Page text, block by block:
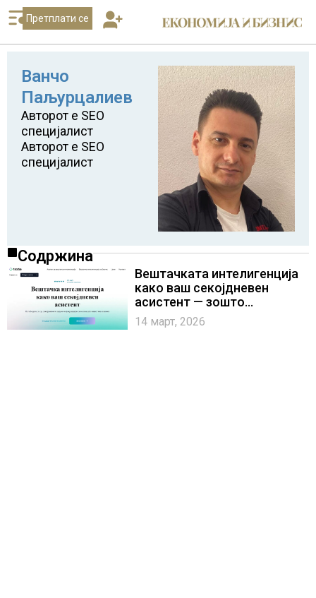
Претплати се
Ванчо
Паљурцалиев
Авторот е SEO
специјалист
Авторот е SEO
специјалист
Содржина
Вештачката интелигенција
како ваш секојдневен
асистент — зошто
македонските бизниси не
можат да си дозволат да
14 март, 2026